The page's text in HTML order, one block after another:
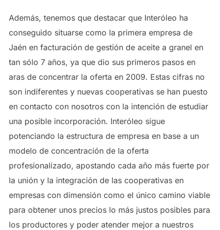
Además, tenemos que destacar que Interóleo ha
conseguido situarse como la primera empresa de
Jaén en facturación de gestión de aceite a granel en
tan sólo 7 años, ya que dio sus primeros pasos en
aras de concentrar la oferta en 2009. Estas cifras no
son indiferentes y nuevas cooperativas se han puesto
en contacto con nosotros con la intención de estudiar
una posible incorporación. Interóleo sigue
potenciando la estructura de empresa en base a un
modelo de concentración de la oferta
profesionalizado, apostando cada año más fuerte por
la unión y la integración de las cooperativas en
empresas con dimensión como el único camino viable
para obtener unos precios lo más justos posibles para
los productores y poder atender mejor a nuestros